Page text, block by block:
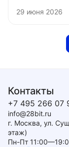
29 июня 2026
Контакты
+7 495 266 07
info@28bit.ru
г. Москва, ул.
этаж)
Пн-Пт